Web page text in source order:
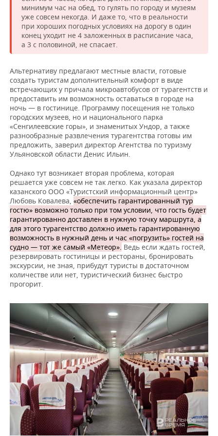
минимум час на обед, то гулять по городу и музеям
уже совсем некогда. И даже то, что в реальности
при хороших погодных условиях на дорогу в один
конец уходит не 4 заложенных в расписание часа,
а 3 с половиной, не спасает.
Альтернативу предлагают местные власти, готовые
создать туристам дополнительный комфорт в виде
встречающих у причала микроавтобусов от турагентств и
предоставить им возможность оставаться в городе на
ночь — в гостинице. Программу посещения не только
городских музеев, но и национального парка
«Сенгилеевские горы», и знаменитых Ундор, а также
разнообразные развлечения турагентства готовы им
предложить, заверил директор Агентства по туризму
Ульяновской области Денис Ильин.
Однако тут возникает вторая проблема, которая
решается уже совсем не так легко. Как указала директор
казанского ООО «Туристский информационный центр»
Любовь Ковалева, «обеспечить гарантированный тур
гостю» возможно только при том условии, что гость будет
гарантированно доставлен в нужную точку маршрута, а
для этого турагентство должно иметь гарантированную
возможность в нужный день и час «погрузить» гостей на
судно — тот же самый «Метеор». Ведь если ждать гостей,
резервировать гостиницы и рестораны, бронировать
экскурсии, не зная, прибудут туристы в достаточном
количестве или нет, туристический бизнес быстро
прогорит.